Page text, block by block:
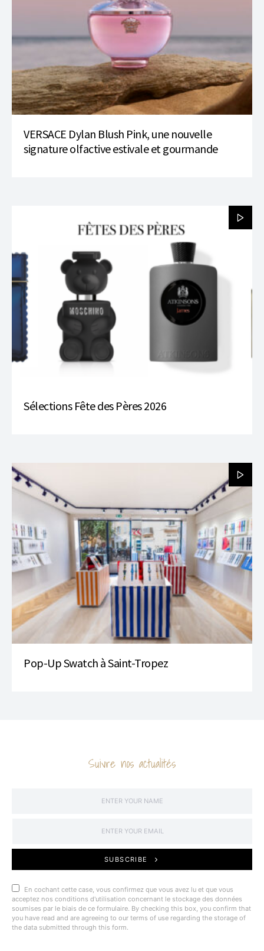
VERSACE Dylan Blush Pink, une nouvelle
signature olfactive estivale et gourmande
Sélections Fête des Pères 2026
Pop-Up Swatch à Saint-Tropez
Suivre nos actualités
SUBSCRIBE
En cochant cette case, vous confirmez que vous avez lu et que vous
acceptez nos conditions d'utilisation concernant le stockage des données
soumises par le biais de ce formulaire. By checking this box, you confirm that
you have read and are agreeing to our terms of use regarding the storage of
the data submitted through this form.